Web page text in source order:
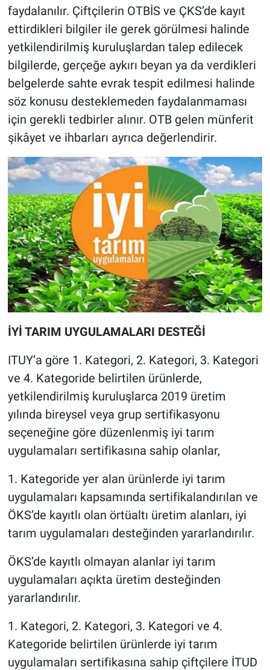
faydalanılır. Çiftçilerin OTBİS ve ÇKS’de kayıt
ettirdikleri bilgiler ile gerek görülmesi halinde
yetkilendirilmiş kuruluşlardan talep edilecek
bilgilerde, gerçeğe aykırı beyan ya da verdikleri
belgelerde sahte evrak tespit edilmesi halinde
söz konusu desteklemeden faydalanmaması
için gerekli tedbirler alınır. OTB gelen münferit
şikâyet ve ihbarları ayrıca değerlendirir.
İYİ TARIM UYGULAMALARI DESTEĞİ
ITUY’a göre 1. Kategori, 2. Kategori, 3. Kategori
ve 4. Kategoride belirtilen ürünlerde,
yetkilendirilmiş kuruluşlarca 2019 üretim
yılında bireysel veya grup sertifikasyonu
seçeneğine göre düzenlenmiş iyi tarım
uygulamaları sertifikasına sahip olanlar,
1. Kategoride yer alan ürünlerde iyi tarım
uygulamaları kapsamında sertifikalandırılan ve
ÖKS’de kayıtlı olan örtüaltı üretim alanları, iyi
tarım uygulamaları desteğinden yararlandırılır.
ÖKS’de kayıtlı olmayan alanlar iyi tarım
uygulamaları açıkta üretim desteğinden
yararlandırılır.
1. Kategori, 2. Kategori, 3. Kategori ve 4.
Kategoride belirtilen ürünlerde iyi tarım
uygulamaları sertifikasına sahip çiftçilere İTUD